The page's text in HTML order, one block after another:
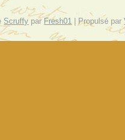
Scruffy par Fresh01 | Propulsé par